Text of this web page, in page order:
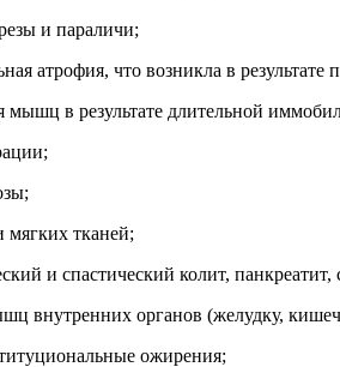
и параличи;
атрофия, что возникла в
мышц в результате длительной
тканей;
и спастический колит, панкреатит,
внутренних органов (желудку,
ожирения;